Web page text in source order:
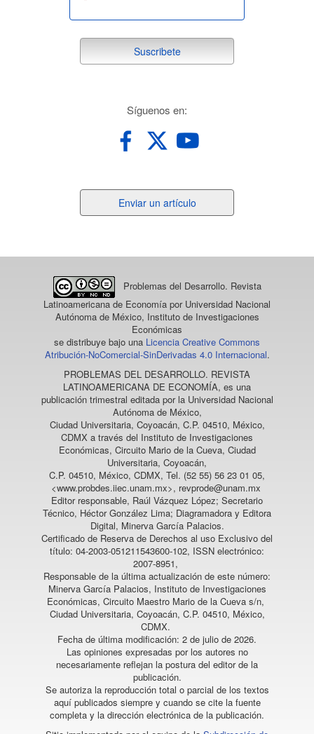
suscribete
Suscribete
Síguenos en:
un
Enviar un artículo
Problemas del Desarrollo. Revista
Latinoamericana de Economía por Universidad Nacional
Autónoma de México, Instituto de Investigaciones
Económicas
se distribuye bajo una Licencia Creative Commons
Atribución-NoComercial-SinDerivadas 4.0 Internacional.
PROBLEMAS DEL DESARROLLO. REVISTA
LATINOAMERICANA DE ECONOMÍA, es una
publicación trimestral editada por la Universidad Nacional
Autónoma de México,
Ciudad Universitaria, Coyoacán, C.P. 04510, México,
CDMX a través del Instituto de Investigaciones
Económicas, Circuito Mario de la Cueva, Ciudad
Universitaria, Coyoacán,
C.P. 04510, México, CDMX, Tel. (52 55) 56 23 01 05,
<www.probdes.iiec.unam.mx>, revprode@unam.mx
Editor responsable, Raúl Vázquez López; Secretario
Técnico, Héctor González Lima; Diagramadora y Editora
Digital, Minerva García Palacios.
Certificado de Reserva de Derechos al uso Exclusivo del
título: 04-2003-051211543600-102, ISSN electrónico:
2007-8951,
Responsable de la última actualización de este número:
Minerva García Palacios, Instituto de Investigaciones
Económicas, Circuito Maestro Mario de la Cueva s/n,
Ciudad Universitaria, Coyoacán, C.P. 04510, México,
CDMX.
Fecha de última modificación: 2 de julio de 2026.
Las opiniones expresadas por los autores no
necesariamente reflejan la postura del editor de la
publicación.
Se autoriza la reproducción total o parcial de los textos
aquí publicados siempre y cuando se cite la fuente
completa y la dirección electrónica de la publicación.